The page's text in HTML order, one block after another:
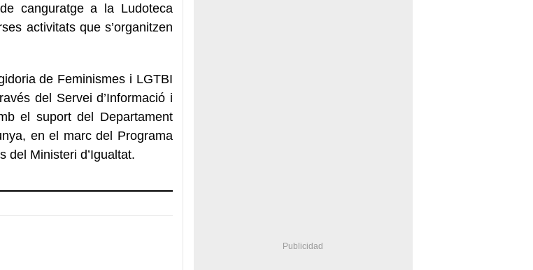
canguratge a la Ludoteca
activitats que s’organitzen
de Feminismes i LGTBI
del Servei d’Informació i
el suport del Departament
en el marc del Programa
del Ministeri d’Igualtat.